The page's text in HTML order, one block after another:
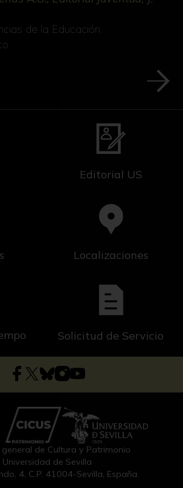
de la Educación
Editorial US
Localizaciones
Solicitud de Servicio
general de Cultura y Patrimonio
Universidad de Sevilla
4, C.P. 41004-Sevilla, España.